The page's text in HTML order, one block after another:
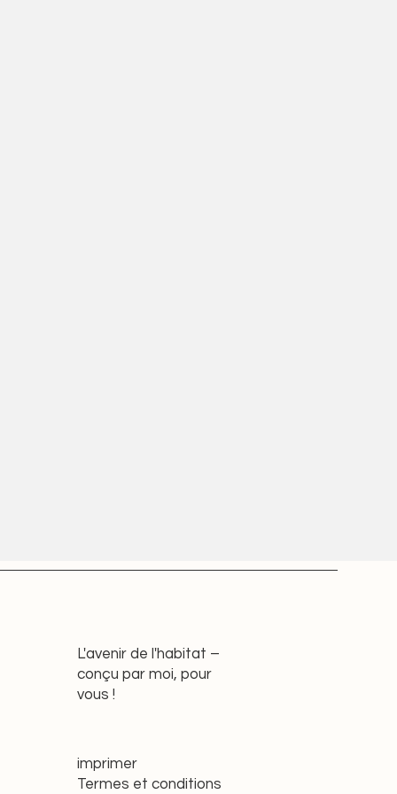
L'avenir de l'habitat –
conçu par moi, pour
vous !
imprimer
Termes et conditions